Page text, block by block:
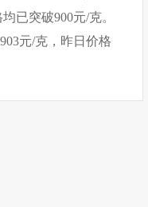
已突破900元/克。
元/克，昨日价格